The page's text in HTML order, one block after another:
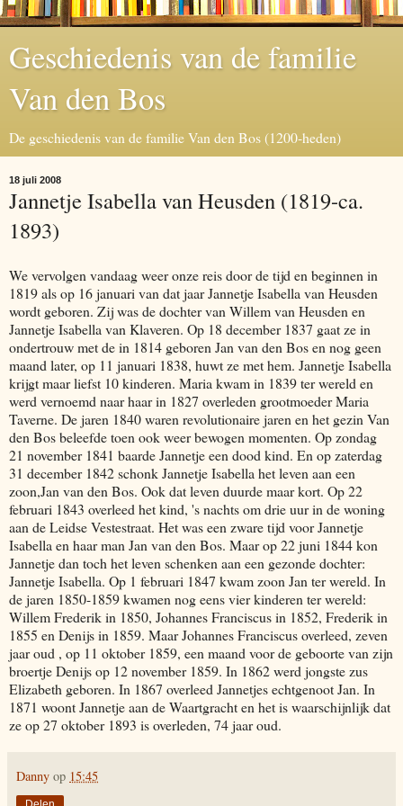
Geschiedenis van de familie
Van den Bos
De geschiedenis van de familie Van den Bos (1200-heden)
18 juli 2008
Jannetje Isabella van Heusden (1819-ca.
1893)
We vervolgen vandaag weer onze reis door de tijd en beginnen in
1819 als op 16 januari van dat jaar Jannetje Isabella van Heusden
wordt geboren. Zij was de dochter van Willem van Heusden en
Jannetje Isabella van Klaveren. Op 18 december 1837 gaat ze in
ondertrouw met de in 1814 geboren Jan van den Bos en nog geen
maand later, op 11 januari 1838, huwt ze met hem. Jannetje Isabella
krijgt maar liefst 10 kinderen. Maria kwam in 1839 ter wereld en
werd vernoemd naar haar in 1827 overleden grootmoeder Maria
Taverne. De jaren 1840 waren revolutionaire jaren en het gezin Van
den Bos beleefde toen ook weer bewogen momenten. Op zondag
21 november 1841 baarde Jannetje een dood kind. En op zaterdag
31 december 1842 schonk Jannetje Isabella het leven aan een
zoon,Jan van den Bos. Ook dat leven duurde maar kort. Op 22
februari 1843 overleed het kind, 's nachts om drie uur in de woning
aan de Leidse Vestestraat. Het was een zware tijd voor Jannetje
Isabella en haar man Jan van den Bos. Maar op 22 juni 1844 kon
Jannetje dan toch het leven schenken aan een gezonde dochter:
Jannetje Isabella. Op 1 februari 1847 kwam zoon Jan ter wereld. In
de jaren 1850-1859 kwamen nog eens vier kinderen ter wereld:
Willem Frederik in 1850, Johannes Franciscus in 1852, Frederik in
1855 en Denijs in 1859. Maar Johannes Franciscus overleed, zeven
jaar oud , op 11 oktober 1859, een maand voor de geboorte van zijn
broertje Denijs op 12 november 1859. In 1862 werd jongste zus
Elizabeth geboren. In 1867 overleed Jannetjes echtgenoot Jan. In
1871 woont Jannetje aan de Waartgracht en het is waarschijnlijk dat
ze op 27 oktober 1893 is overleden, 74 jaar oud.
Danny op 15:45